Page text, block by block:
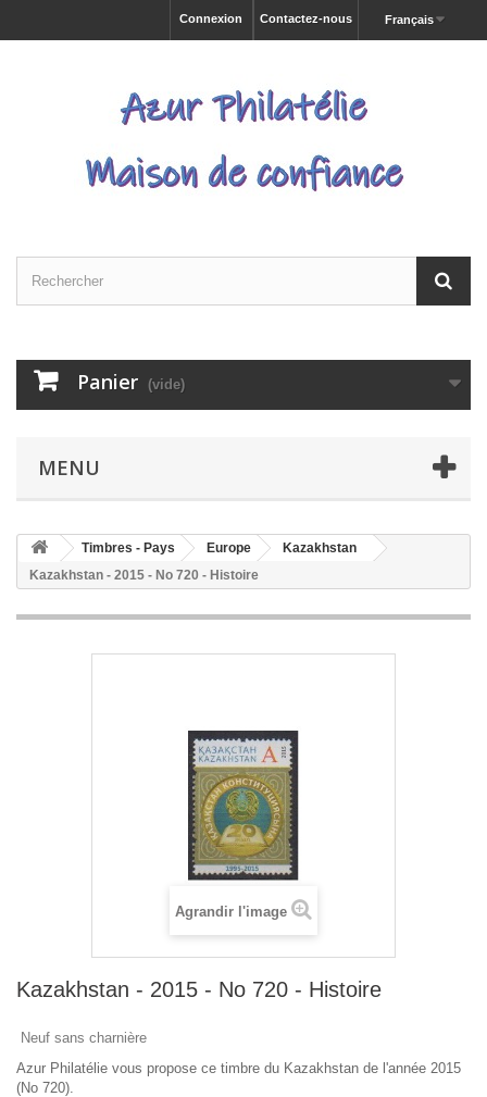
Français
Contactez-nous
Connexion
Panier (vide)
MENU
Timbres - Pays Europe
Kazakhstan
Kazakhstan - 2015 - No 720 - Histoire
Agrandir l'image
Kazakhstan - 2015 - No 720 - Histoire
Neuf sans charnière
Azur Philatélie vous propose ce timbre du Kazakhstan de l'année 2015
(No 720).